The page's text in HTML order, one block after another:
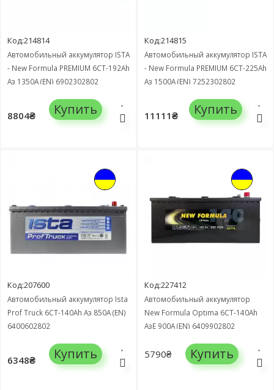
Код:214814
Автомобильный аккумулятор ISTA
- New Formula PREMIUM 6СТ-192Ah
Аз 1350А (EN) 6902302802
8804₴ Купить
Код:214815
Автомобильный аккумулятор ISTA
- New Formula PREMIUM 6СТ-225Ah
Аз 1500А (EN) 7252302802
11111₴ Купить
Код:207600
Автомобильный аккумулятор Ista
Prof Truck 6СТ-140Ah Аз 850А (EN)
6400602802
6348₴ Купить
Код:227412
Автомобильный аккумулятор
New Formula Optima 6СТ-140Ah
АзЕ 900А (EN) 6409902802
5790₴ Купить